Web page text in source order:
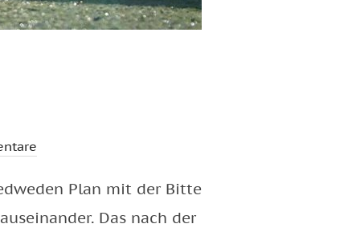
Plan mit der Bitte
Das nach der